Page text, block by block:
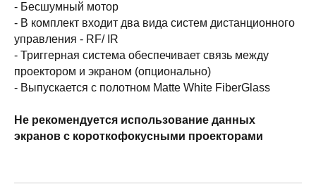
- Бесшумный мотор
- В комплект входит два вида систем дистанционного
управления - RF/ IR
- Триггерная система обеспечивает связь между
проектором и экраном (опционально)
- Выпускается с полотном Matte White FiberGlass
Не рекомендуется использование данных
экранов с короткофокусными проекторами